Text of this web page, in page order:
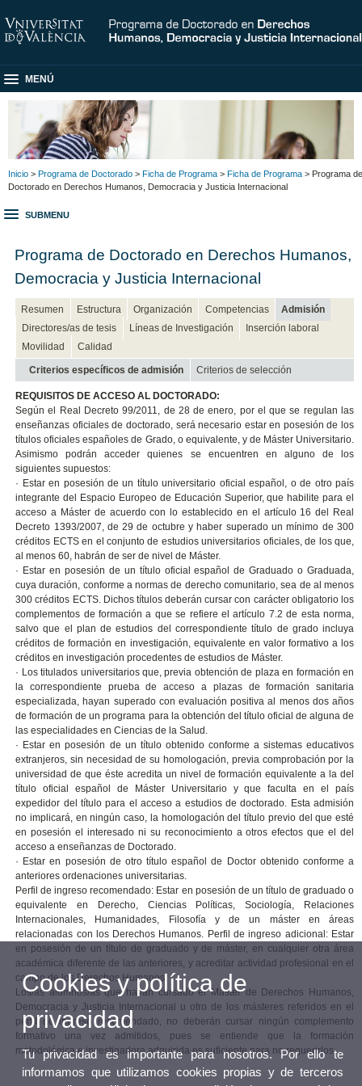
MENÚ
Inicio > Programa de Doctorado > Ficha de Programa > Ficha de Programa > Programa de
Doctorado en Derechos Humanos, Democracia y Justicia Internacional
SUBMENU
Programa de Doctorado en Derechos Humanos,
Democracia y Justicia Internacional
Resumen Estructura Organización Competencias
Admisión
Directores/as de tesis
Líneas de Investigación
Inserción laboral
Movilidad
Calidad
Criterios específicos de admisión Criterios de selección
REQUISITOS DE ACCESO AL DOCTORADO:
Según el Real Decreto 99/2011, de 28 de enero, por el que se regulan las
enseñanzas oficiales de doctorado, será necesario estar en posesión de los
títulos oficiales españoles de Grado, o equivalente, y de Máster Universitario.
Asimismo podrán acceder quienes se encuentren en alguno de los
siguientes supuestos:
· Estar en posesión de un título universitario oficial español, o de otro país
integrante del Espacio Europeo de Educación Superior, que habilite para el
acceso a Máster de acuerdo con lo establecido en el artículo 16 del Real
Decreto 1393/2007, de 29 de octubre y haber superado un mínimo de 300
créditos ECTS en el conjunto de estudios universitarios oficiales, de los que,
al menos 60, habrán de ser de nivel de Máster.
· Estar en posesión de un título oficial español de Graduado o Graduada,
cuya duración, conforme a normas de derecho comunitario, sea de al menos
300 créditos ECTS. Dichos títulos deberán cursar con carácter obligatorio los
complementos de formación a que se refiere el artículo 7.2 de esta norma,
salvo que el plan de estudios del correspondiente título de grado incluya
créditos de formación en investigación, equivalente en valor formativo a los
créditos en investigación procedentes de estudios de Máster.
· Los titulados universitarios que, previa obtención de plaza en formación en
la correspondiente prueba de acceso a plazas de formación sanitaria
especializada, hayan superado con evaluación positiva al menos dos años
de formación de un programa para la obtención del título oficial de alguna de
las especialidades en Ciencias de la Salud.
· Estar en posesión de un título obtenido conforme a sistemas educativos
extranjeros, sin necesidad de su homologación, previa comprobación por la
universidad de que éste acredita un nivel de formación equivalente a la del
título oficial español de Máster Universitario y que faculta en el país
expedidor del título para el acceso a estudios de doctorado. Esta admisión
no implicará, en ningún caso, la homologación del título previo del que esté
en posesión el interesado ni su reconocimiento a otros efectos que el del
acceso a enseñanzas de Doctorado.
· Estar en posesión de otro título español de Doctor obtenido conforme a
anteriores ordenaciones universitarias.
Perfil de ingreso recomendado: Estar en posesión de un título de graduado o
equivalente en Derecho, Ciencias Políticas, Sociología, Relaciones
Internacionales, Humanidades, Filosofía y de un máster en áreas
relacionadas con los Derechos Humanos. Perfil de ingreso adicional: Estar
en posesión de un título de graduado y de máster, en cualquier otra área
académica diferente de las anteriores, y acreditar actividad profesional en el
campo de los Derechos Humanos.
Los/as alumnos/as que hayan cursado el Máster de Derechos Humanos,
Democracia y Justicia Internacional u otro de los másteres referidos en el
perfil de ingreso recomendado, no deberán cursar ningún complemento
formativo una vez admitidos, pues se entiende que la formación
metodológica e investigadora adquirida es suficiente para no requerirlos.
Cookies y política de
privacidad
Tu privacidad es importante para nosotros. Por ello te
informamos que utilizamos cookies propias y de terceros